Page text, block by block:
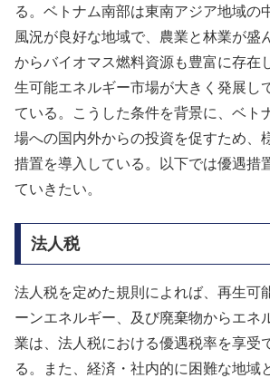
る。ベトナム南部は東南アジア地域の
風況が良好な地域で、農業と林業が盛
からバイオマス燃料資源も豊富に存在
生可能エネルギー市場が大きく発展し
ている。こうした条件を背景に、ベト
場への国内外からの投資を促すため、
措置を導入している。以下では優遇措
ていきたい。
法人税
法人税を定めた規則によれば、再生可
ーンエネルギー、及び廃棄物からエネ
業は、法人税における優遇税率を享受
る。また、経済・社内的に困難な地域